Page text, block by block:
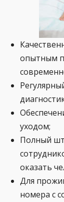
опытным
уходом;
Полный
оказать
Для
номера с